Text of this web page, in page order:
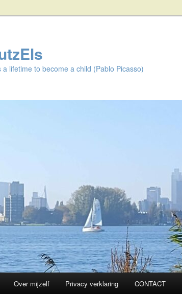
a lifetime to become a child (Pablo Picasso)
Over mijzelf Privacy verklaring CONTACT